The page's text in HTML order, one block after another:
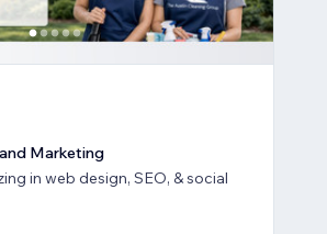
Marketing
in web design, SEO, & social